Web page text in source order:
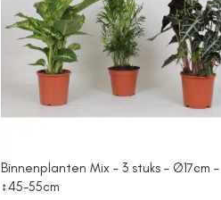
Binnenplanten Mix – 3 stuks – Ø17cm –
↕45-55cm